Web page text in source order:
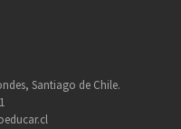
Santiago de Chile.